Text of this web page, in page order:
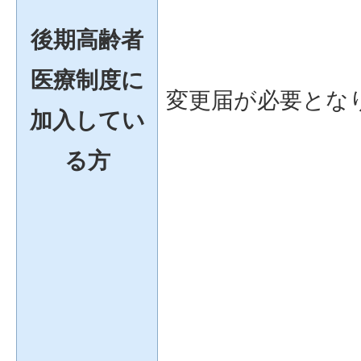
後期高齢者
医療制度に
加入してい
る方
変更届が必要とな